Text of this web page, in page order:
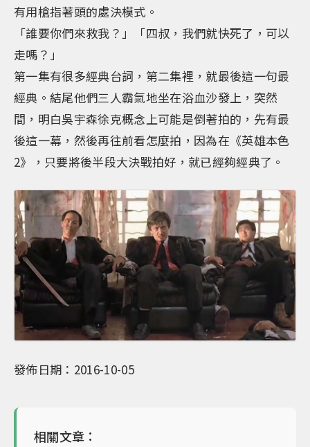
有用槍指著頭的處決模式。
「誰要你們來救我？」「四叔，我們就快死了，可以
走嗎？」
第一集有很多經典台詞，第二集裡，就最後這一句最
經典。結尾他們三人霸氣地坐在浴血沙發上，突然
間，明白吳宇森徐克概念上可能是倒著拍的，先有最
後這一幕，然後再往前看怎麼拍，因為在《英雄本色
2》，只要將後半段大決戰拍好，就已經夠經典了。
發佈日期：2016-10-05
相關文章：